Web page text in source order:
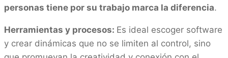
personas tiene por su trabajo marca la diferencia.
Herramientas y procesos: Es ideal escoger software
y crear dinámicas que no se limiten al control, sino